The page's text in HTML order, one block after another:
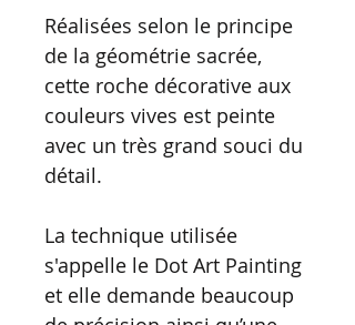
Réalisées selon le principe
de la géométrie sacrée,
cette roche décorative aux
couleurs vives est peinte
avec un très grand souci du
détail.
La technique utilisée
s'appelle le Dot Art Painting
et elle demande beaucoup